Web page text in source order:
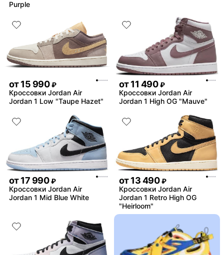
Purple
от15 990 ₽
Кроссовки Jordan Air
Jordan 1 Low "Taupe Hazet"
от11 490 ₽
Кроссовки Jordan Air
Jordan 1 High OG "Mauve"
от17 990 ₽
Кроссовки Jordan Air
Jordan 1 Mid Blue White
от13 490 ₽
Кроссовки Jordan Air
Jordan 1 Retro High OG
"Heirloom"